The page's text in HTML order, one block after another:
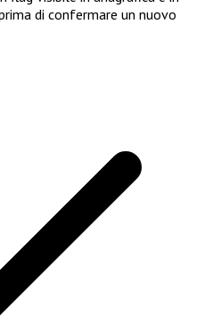
di confermare un nuovo